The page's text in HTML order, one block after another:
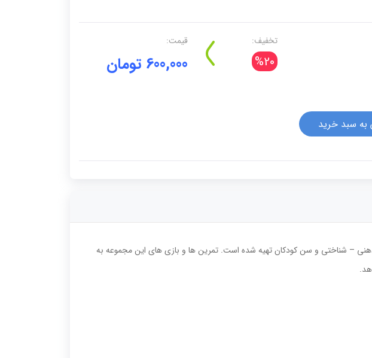
تخفیف:
%20
قیمت:
600,000 تومان
به سبد خرید
– شناختی و سن کودکان تهیه شده است. تمرین ها و بازی های این مجموعه به